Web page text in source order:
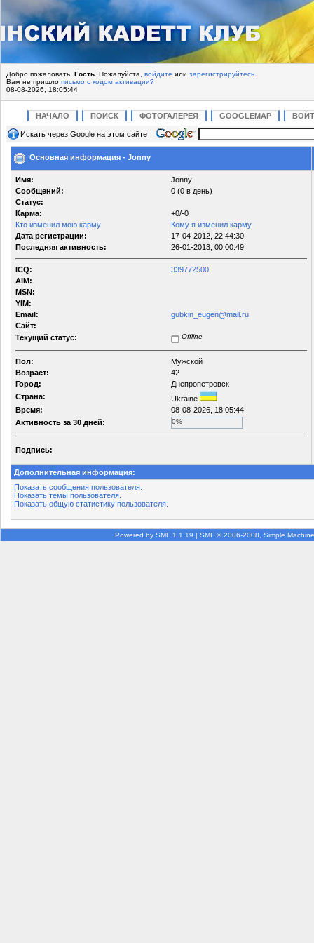
Добро пожаловать, Гость . Пожалуйста, войдите или зарегистрируйтесь
Вам не пришло письмо с кодом активации?
08-08-2026, 18:05:44
НАЧАЛО ПОИСК ФОТОГАЛЕРЕЯ GOOGLEMAP
Искать через Google на этом сайте
Основная информация - Jonny
Имя:
Jonny
Сообщений:
0 (0 в день)
Статус:
Карма:
+0/-0
Кто изменил мою карму
Кому я изменил карму
Дата регистрации:
17-04-2012, 22:44:30
Последняя активность:
26-01-2013, 00:00:49
ICQ:
339772500
AIM:
MSN:
YIM:
Email:
gubkin_eugen@mail.ru
Сайт:
Текущий статус:
Offline
Пол:
Мужской
Возраст:
42
Город:
Днепропетровск
Страна:
Ukraine
Время:
08-08-2026, 18:05:44
Активность за 30 дней:
0%
Подпись:
Дополнительная информация:
Показать сообщения пользователя.
Показать темы пользователя.
Показать общую статистику пользователя.
Powered by SMF 1.1.19 | SMF © 2006-2008, Simple